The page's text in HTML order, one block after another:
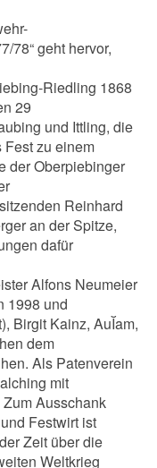
78“ geht hervor,
Riedling 1868
29
und Ittling, die
Fest zu einem
der Oberpiebinger
Reinhard
an der Spitze,
dafür
Alfons Neumeier
1998 und
Birgit Kainz, AuĬam,
dem
Als Patenverein
mit
Ausschank
Festwirt ist
Zeit über die
Weltkrieg